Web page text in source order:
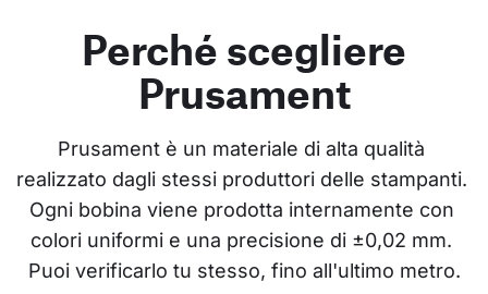
Perché scegliere
Prusament
Prusament è un materiale di alta qualità
realizzato dagli stessi produttori delle stampanti.
Ogni bobina viene prodotta internamente con
colori uniformi e una precisione di ±0,02 mm.
Puoi verificarlo tu stesso, fino all'ultimo metro.